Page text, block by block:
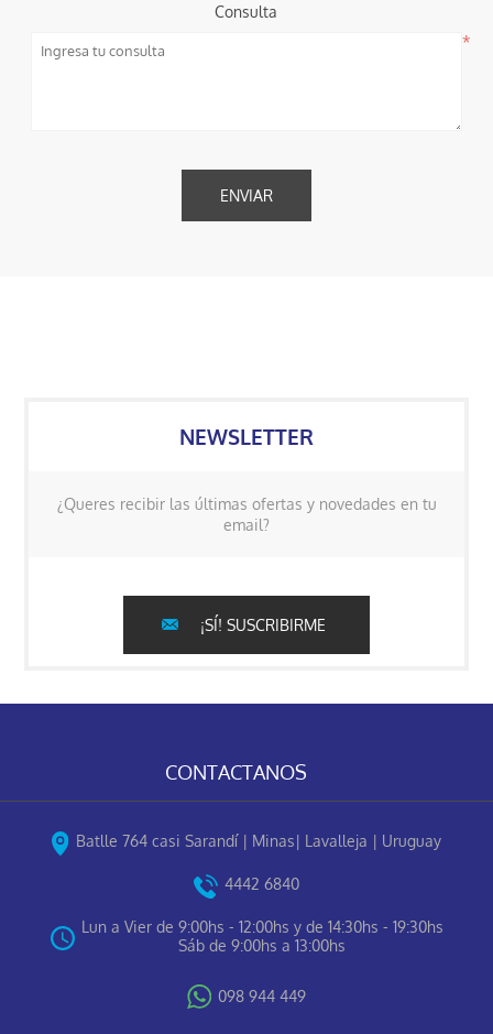
Consulta
*
NEWSLETTER
¿Queres recibir las últimas ofertas y novedades en tu
email?
¡SÍ! SUSCRIBIRME
CONTACTANOS
Batlle 764 casi Sarandí | Minas| Lavalleja | Uruguay
4442 6840
Lun a Vier de 9:00hs - 12:00hs y de 14:30hs - 19:30hs
Sáb de 9:00hs a 13:00hs
098 944 449